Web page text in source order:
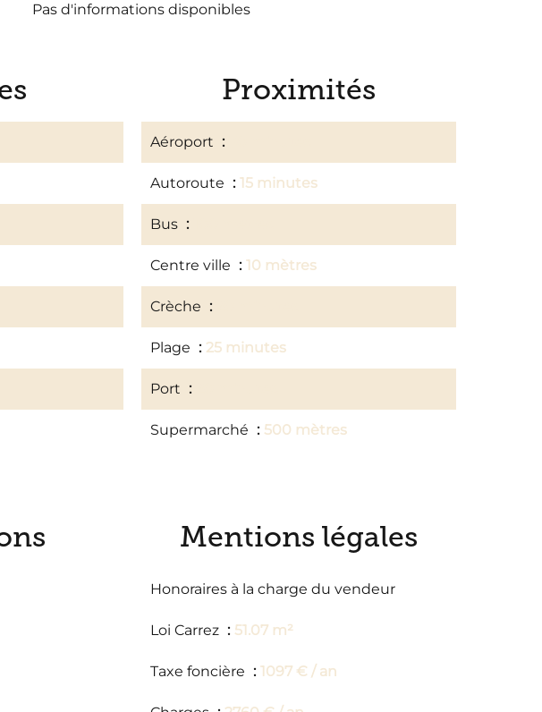
Pas d'informations disponibles
Proximités
Aéroport
Autoroute 15 minutes
Bus
Centre ville 10 mètres
Crèche
Plage 25 minutes
Port
Supermarché 500 mètres
Mentions légales
Honoraires à la charge du vendeur
Loi Carrez 51.07 m²
Taxe foncière 1097 € / an